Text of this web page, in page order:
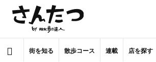
街を知る 散歩コース 連載 店を探す